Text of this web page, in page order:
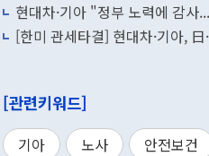
현대차·기아 "정부 노력에 감사
[한미 관세타결] 현대차·기아,
[관련키워드]
기아 노사 안전보건